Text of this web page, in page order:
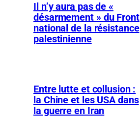
Il n’y aura pas de «
désarmement » du Front
national de la résistance
palestinienne
Entre lutte et collusion :
la Chine et les USA dans
la guerre en Iran